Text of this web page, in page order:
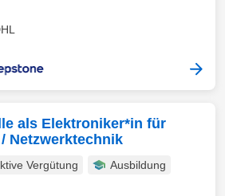
als Elektroniker*in für
Netzwerktechnik
Vergütung
Ausbildung